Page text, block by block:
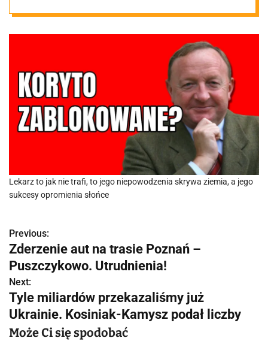
koryta
Lekarz to jak nie trafi, to jego niepowodzenia skrywa ziemia, a jego
sukcesy opromienia słońce
N
a
w
i
g
Previous:
Zderzenie aut na trasie Poznań –
Puszczykowo. Utrudnienia!
Next:
Tyle miliardów przekazaliśmy już
Ukrainie. Kosiniak-Kamysz podał liczby
Może Ci się spodobać